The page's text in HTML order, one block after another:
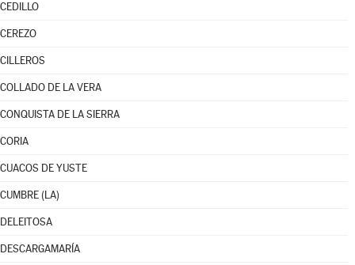
CEDILLO
CEREZO
CILLEROS
COLLADO DE LA VERA
CONQUISTA DE LA SIERRA
CORIA
CUACOS DE YUSTE
CUMBRE (LA)
DELEITOSA
DESCARGAMARÍA